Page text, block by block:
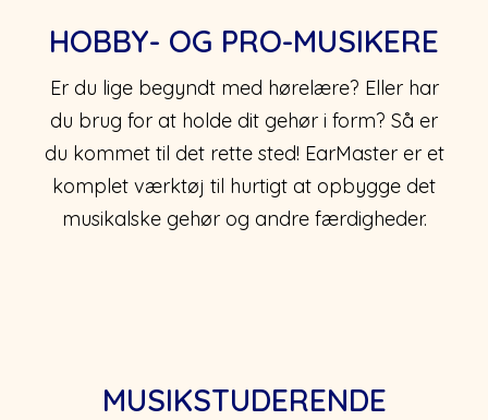
HOBBY- OG PRO-MUSIKERE
Er du lige begyndt med hørelære? Eller har
du brug for at holde dit gehør i form? Så er
du kommet til det rette sted! EarMaster er et
komplet værktøj til hurtigt at opbygge det
musikalske gehør og andre færdigheder.
MUSIKSTUDERENDE